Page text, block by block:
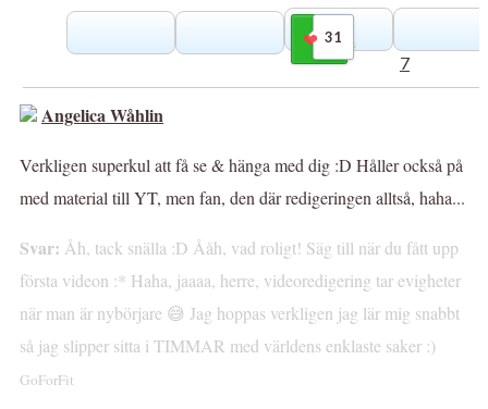
31
Gilla
7
Angelica Wåhlin
Verkligen superkul att få se & hänga med dig :D Håller också på
med material till YT, men fan, den där redigeringen alltså, haha...
Svar: Åh, tack snälla :D Ååh, vad roligt! Säg till när du fått upp
första videon :* Haha, jaaaa, herre, videoredigering tar evigheter
när man är nybörjare 😅 Jag hoppas verkligen jag lär mig snabbt
så jag slipper sitta i TIMMAR med världens enklaste saker :)
GoForFit